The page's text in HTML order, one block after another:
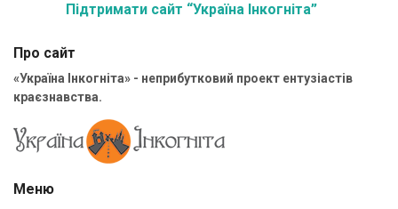
Підтримати сайт “Україна Інкогніта”
Про сайт
«Україна Інкогніта» - неприбутковий проект ентузіастів
краєзнавства.
Меню